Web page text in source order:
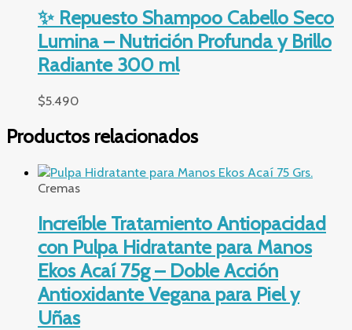
✨ Repuesto Shampoo Cabello Seco
Lumina – Nutrición Profunda y Brillo
Radiante 300 ml
$5.490
Productos relacionados
Cremas
Increíble Tratamiento Antiopacidad
con Pulpa Hidratante para Manos
Ekos Acaí 75g – Doble Acción
Antioxidante Vegana para Piel y
Uñas